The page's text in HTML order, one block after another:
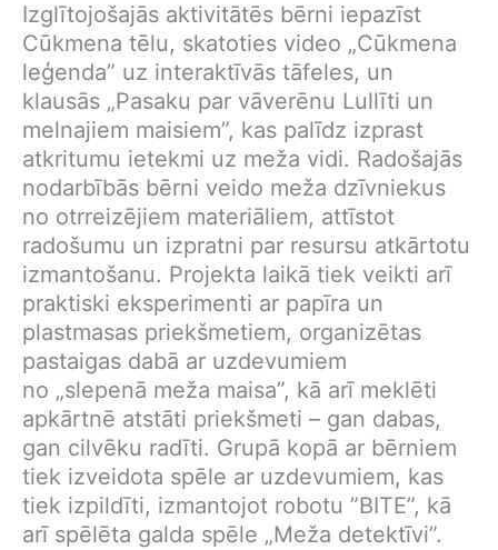
Izglītojošajās aktivitātēs bērni iepazīst
Cūkmena tēlu, skatoties video „Cūkmena
leģenda” uz interaktīvās tāfeles, un
klausās „Pasaku par vāverēnu Lullīti un
melnajiem maisiem”, kas palīdz izprast
atkritumu ietekmi uz meža vidi. Radošajās
nodarbībās bērni veido meža dzīvniekus
no otrreizējiem materiāliem, attīstot
radošumu un izpratni par resursu atkārtotu
izmantošanu. Projekta laikā tiek veikti arī
praktiski eksperimenti ar papīra un
plastmasas priekšmetiem, organizētas
pastaigas dabā ar uzdevumiem
no „slepenā meža maisa”, kā arī meklēti
apkārtnē atstāti priekšmeti – gan dabas,
gan cilvēku radīti. Grupā kopā ar bērniem
tiek izveidota spēle ar uzdevumiem, kas
tiek izpildīti, izmantojot robotu ”BITE”, kā
arī spēlēta galda spēle „Meža detektīvi”.